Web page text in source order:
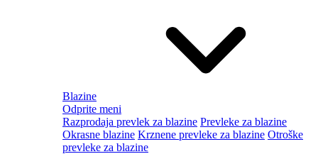
Blazine
Odprite meni
Razprodaja prevlek za blazine Prevleke za blazine
Okrasne blazine Krznene prevleke za blazine Otroške
prevleke za blazine